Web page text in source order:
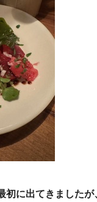
初に出てきました